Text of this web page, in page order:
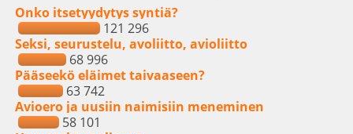
Onko itsetyydytys syntiä?
121 296
Seksi, seurustelu, avoliitto, avioliitto
68 996
Pääseekö eläimet taivaaseen?
63 742
Avioero ja uusiin naimisiin meneminen
58 101